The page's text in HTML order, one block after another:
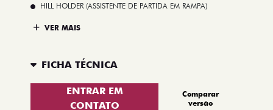
HILL HOLDER (ASSISTENTE DE PARTIDA EM RAMPA)
VER MAIS
FICHA TÉCNICA
ENTRAR EM
CONTATO
Comparar
versão